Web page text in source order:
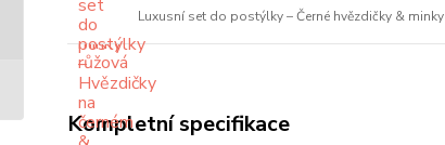
Luxusní set do postýlky – Černé hvězdičky & minky
Kompletní specifikace